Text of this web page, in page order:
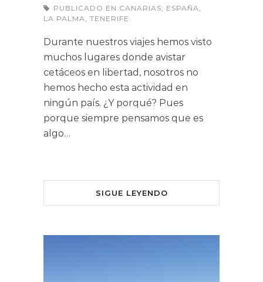
PUBLICADO EN CANARIAS, ESPAÑA,
LA PALMA, TENERIFE
Durante nuestros viajes hemos visto
muchos lugares donde avistar
cetáceos en libertad, nosotros no
hemos hecho esta actividad en
ningún país. ¿Y porqué? Pues
porque siempre pensamos que es
algo…
SIGUE LEYENDO